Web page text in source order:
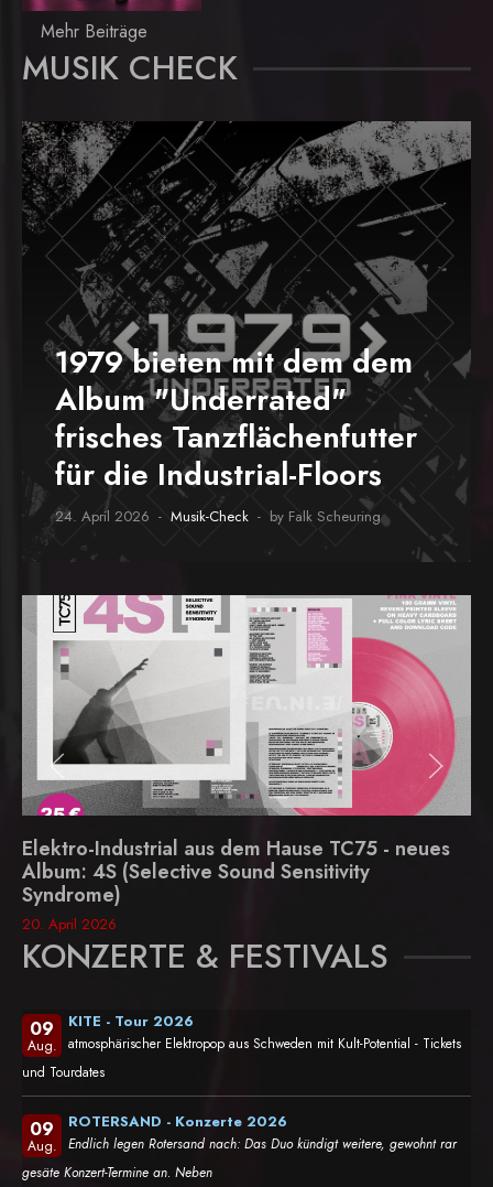
Mehr Beiträge
MUSIK CHECK
1979 bieten mit dem dem
Album "Underrated"
frisches Tanzflächenfutter
für die Industrial-Floors
24. April 2026 Musik-Check by Falk Scheuring
Elektro-Industrial aus dem Hause TC75 - neues
Album: 4S (Selective Sound Sensitivity
Syndrome)
20. April 2026
KONZERTE & FESTIVALS
09
Aug.
KITE - Tour 2026
atmosphärischer Elektropop aus Schweden mit Kult-Potential - Tickets
und Tourdates
09
Aug.
ROTERSAND - Konzerte 2026
Endlich legen Rotersand nach: Das Duo kündigt weitere, gewohnt rar
gesäte Konzert-Termine an. Neben